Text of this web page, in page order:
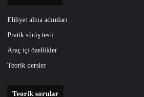
Ehliyet alma adımları
Pratik sürüş testi
Araç içi özellikler
Teorik dersler
Teorik sorular